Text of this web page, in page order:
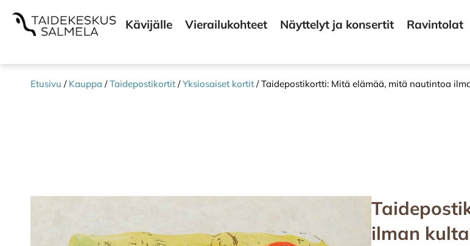
Kävijälle Vierailukohteet Näyttelyt ja konsertit Ravintolat
Etusivu / Kauppa /Taidepostikortit /Yksiosaiset kortit / Taidepostikortti: Mitä elämää, mitä nautintoa
ilman